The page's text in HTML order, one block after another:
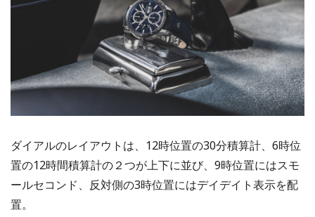
ダイアルのレイアウトは、12時位置の30分積算計、6時位
置の12時間積算計の２つが上下に並び、9時位置にはスモ
ールセコンド、反対側の3時位置にはデイデイト表示を配
置。